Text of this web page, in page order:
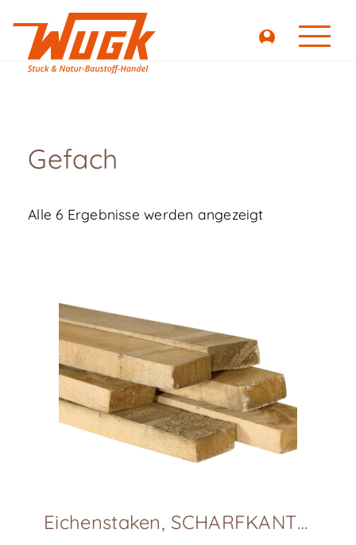
Gefach
Alle 6 Ergebnisse werden angezeigt
Eichenstaken, SCHARFKANTIG